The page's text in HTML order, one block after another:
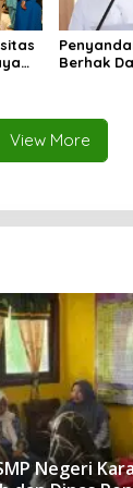
Berhak
View More
Negeri